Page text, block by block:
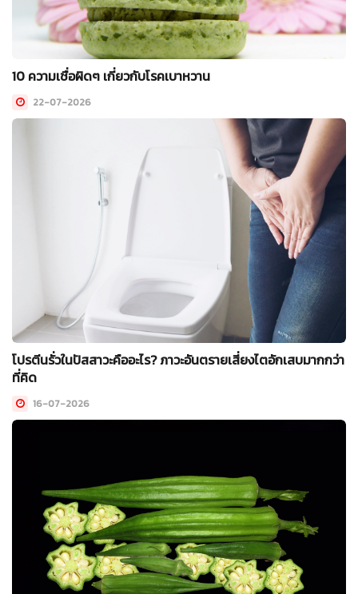
10 ความเชื่อผิดๆ เกี่ยวกับโรคเบาหวาน
22-07-2026
โปรตีนรั่วในปัสสาวะคืออะไร? ภาวะอันตรายเสี่ยงไตอักเสบมากกว่า
ที่คิด
16-07-2026